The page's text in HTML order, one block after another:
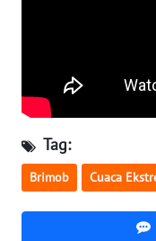
Tag:
Brimob Cuaca
WN
BENGKULU
WN
LAMPUNG